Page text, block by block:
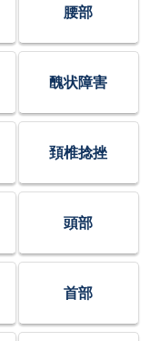
腰部
醜状障害
頚椎捻挫
頭部
首部